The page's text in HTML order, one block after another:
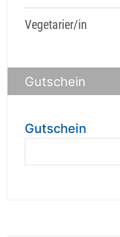
Vegetarier/in
Gutschein
Gutschein